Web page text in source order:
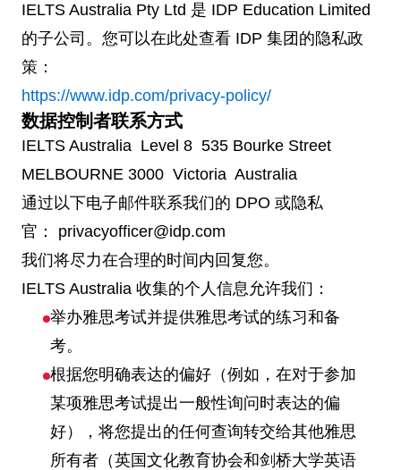
IELTS Australia Pty Ltd 是 IDP Education Limited
的子公司。您可以在此处查看 IDP 集团的隐私政
策：
https://www.idp.com/privacy-policy/
数据控制者联系方式
IELTS Australia Level 8 535 Bourke Street
MELBOURNE 3000 Victoria Australia
通过以下电子邮件联系我们的 DPO 或隐私
官： privacyofficer@idp.com
我们将尽力在合理的时间内回复您。
IELTS Australia 收集的个人信息允许我们：
举办雅思考试并提供雅思考试的练习和备
考。
根据您明确表达的偏好（例如，在对于参加
某项雅思考试提出一般性询问时表达的偏
好），将您提出的任何查询转交给其他雅思
所有者（英国文化教育协会和剑桥大学英语